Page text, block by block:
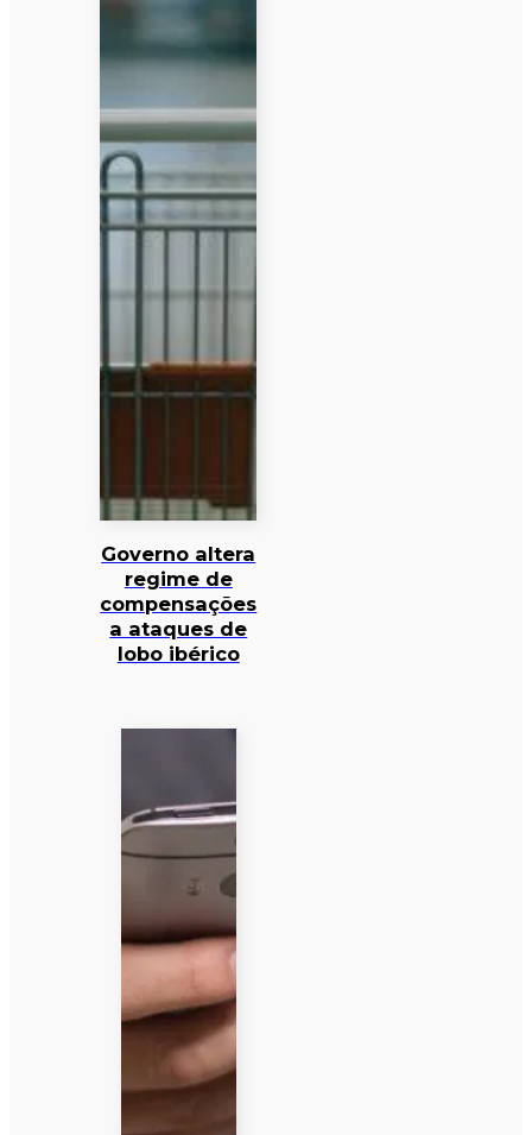
Governo altera
regime de
compensações
a ataques de
lobo ibérico